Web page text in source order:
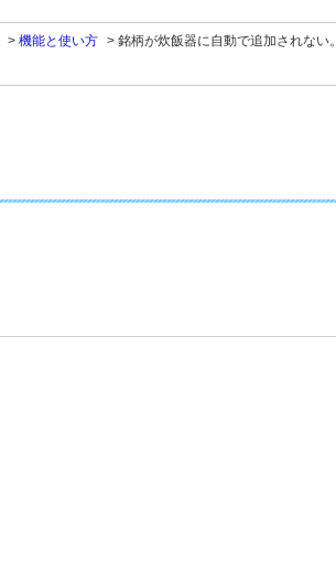
> 機能と使い方 > 銘柄が炊飯器に自動で追加されない。